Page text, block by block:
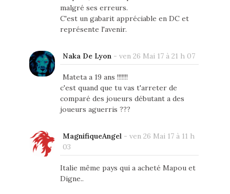
malgré ses erreurs.
C'est un gabarit appréciable en DC et
représente l'avenir.
Naka De Lyon- ven 26 Mai 17 à 21 h 07
Mateta a 19 ans !!!!!!!
c'est quand que tu vas t'arreter de
comparé des joueurs débutant a des
joueurs aguerris ???
MagnifiqueAngel- ven 26 Mai 17 à 11 h
03
Italie même pays qui a acheté Mapou et
Digne..